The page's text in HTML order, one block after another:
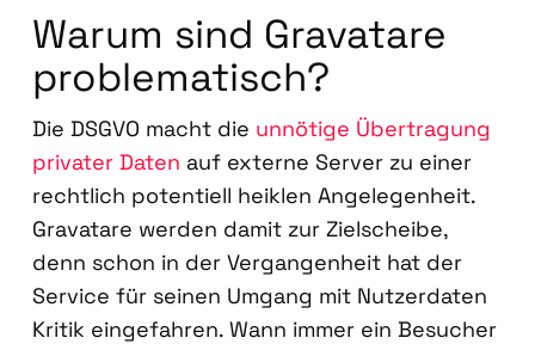
War­um sind Grava­tare
pro­ble­ma­tisch?
Die DSGVO macht die unnö­ti­ge Über­tra­gung
pri­va­ter Daten auf exter­ne Ser­ver zu einer
recht­lich poten­ti­ell heik­len Ange­le­gen­heit.
Grava­tare wer­den damit zur Ziel­schei­be,
denn schon in der Ver­gan­gen­heit hat der
Ser­vice für sei­nen Umgang mit Nut­zer­da­ten
Kri­tik ein­ge­fah­ren. Wann immer ein Besu­cher